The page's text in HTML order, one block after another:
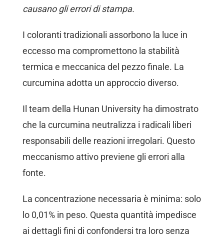
causano gli errori di stampa.
I coloranti tradizionali assorbono la luce in
eccesso ma compromettono la stabilità
termica e meccanica del pezzo finale. La
curcumina adotta un approccio diverso.
Il team della Hunan University ha dimostrato
che la curcumina neutralizza i radicali liberi
responsabili delle reazioni irregolari. Questo
meccanismo attivo previene gli errori alla
fonte.
La concentrazione necessaria è minima: solo
lo 0,01% in peso. Questa quantità impedisce
ai dettagli fini di confondersi tra loro senza